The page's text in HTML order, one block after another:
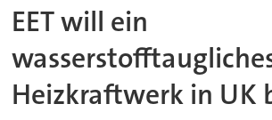
EET will ein
Heizkraftwerk in UK